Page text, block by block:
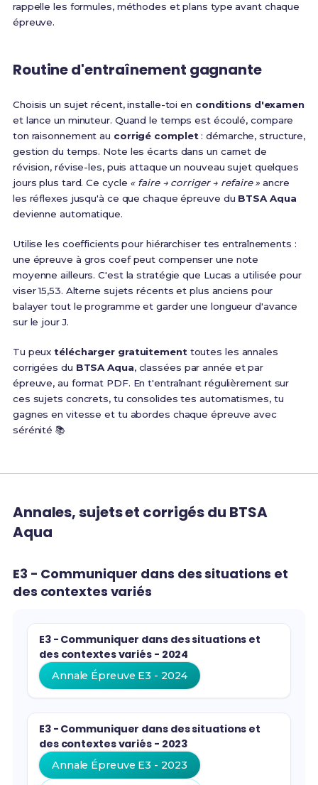
rappelle les formules, méthodes et plans type avant chaque
épreuve.
Routine d'entraînement gagnante
Choisis un sujet récent, installe-toi en conditions d'examen
et lance un minuteur. Quand le temps est écoulé, compare
ton raisonnement au corrigé complet : démarche, structure,
gestion du temps. Note les écarts dans un carnet de
révision, révise-les, puis attaque un nouveau sujet quelques
jours plus tard. Ce cycle « faire → corriger → refaire » ancre
les réflexes jusqu'à ce que chaque épreuve du BTSA Aqua
devienne automatique.
Utilise les coefficients pour hiérarchiser tes entraînements :
une épreuve à gros coef peut compenser une note
moyenne ailleurs. C'est la stratégie que Lucas a utilisée pour
viser 15,53. Alterne sujets récents et plus anciens pour
balayer tout le programme et garder une longueur d'avance
sur le jour J.
Tu peuxtélécharger gratuitement toutes les annales
corrigées du BTSA Aqua, classées par année et par
épreuve, au format PDF. En t'entraînant régulièrement sur
ces sujets concrets, tu consolides tes automatismes, tu
gagnes en vitesse et tu abordes chaque épreuve avec
sérénité 📚
Annales, sujets et corrigés du BTSA
Aqua
E3 - Communiquer dans des situations et
des contextes variés
E3 - Communiquer dans des situations et
des contextes variés - 2024
Annale Épreuve E3 - 2024
E3 - Communiquer dans des situations et
des contextes variés - 2023
Annale Épreuve E3 - 2023